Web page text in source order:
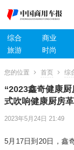
综合 商业
旅游
时尚
您的位置 首页 综
“2023鑫奇健康
式吹响健康厨房
2023年5月24日 21:49
5月17日到20日，鑫